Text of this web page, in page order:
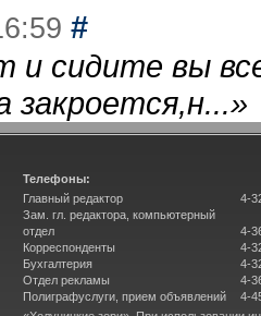
#
и сидите вы
закроется,н...»
Телефоны:
Главный редактор
Зам. гл. редактора, компьютерный
отдел
Корреспонденты
Бухгалтерия
Отдел рекламы
Полиграфуслуги, прием объявлений
4-
4-
4-
4-
4-
4-